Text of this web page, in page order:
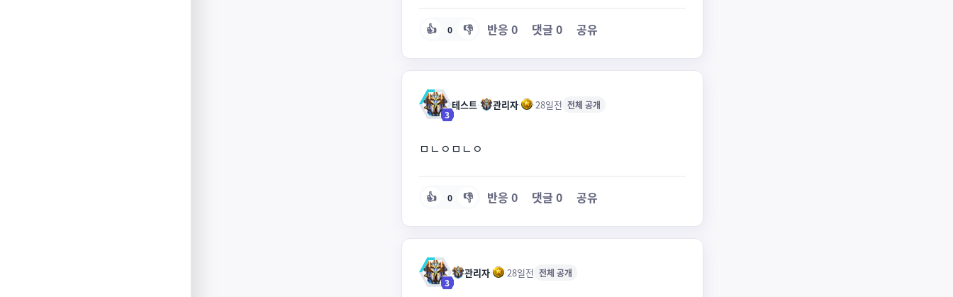
👍 0 👎 반응 0 댓글 0 공유
3
테스트· 관리자· ·28일전 전체 공개
ㅁㄴㅇㅁㄴㅇ
👍 0 👎 반응 0 댓글 0 공유
3
관리자· ·28일전 전체 공개